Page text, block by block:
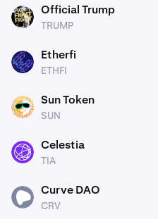
TRUMP Official Trump
TRUMP
ETHFI Etherfi
ETHFI
SUN Sun Token
SUN
TIA Celestia
TIA
Curve DAO
CRV